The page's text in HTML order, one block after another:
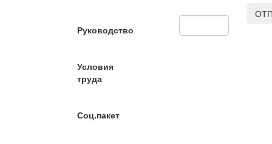
Руководство
Условия
труда
Соц.пакет